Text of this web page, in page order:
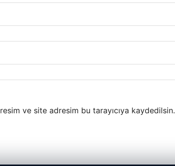
ve site adresim bu tarayıcıya kaydedilsin.